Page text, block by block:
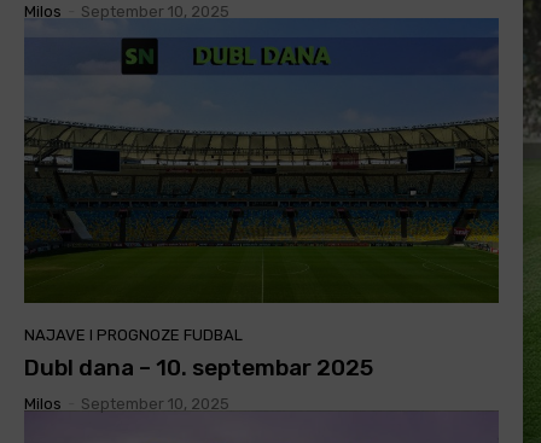
Milos September 10, 2025
NAJAVE I PROGNOZE FUDBAL
Dubl dana – 10. septembar 2025
Milos September 10, 2025